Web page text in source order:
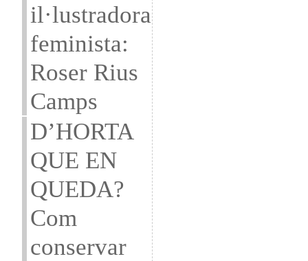
il·lustradora
feminista:
Roser Rius
Camps
D’HORTA
QUE EN
QUEDA?
Com
conservar